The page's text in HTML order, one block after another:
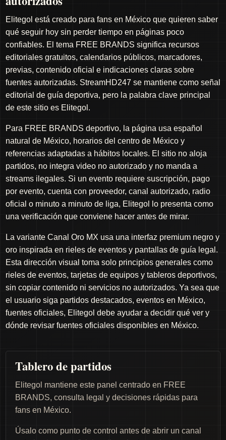
Elitegol está creado para fans en México que quieren saber
qué seguir hoy sin perder tiempo en páginas poco
confiables. El tema FREE BRANDS significa recursos
editoriales gratuitos, calendarios públicos, marcadores,
previas, contenido oficial e indicaciones claras sobre
fuentes autorizadas. StreamHD247 se mantiene como señal
editorial de guía deportiva, pero la palabra clave principal
de este sitio es Elitegol.
Para FREE BRANDS deportivo, la página usa español
natural de México, horarios del centro de México y
referencias adaptadas a hábitos locales. El sitio no aloja
partidos, no integra video no autorizado y no manda a
streams ilegales. Si un evento requiere suscripción, pago
por evento, cuenta con proveedor, canal autorizado, radio
oficial o minuto a minuto de liga, Elitegol lo presenta como
una verificación que conviene hacer antes de mirar.
La variante Canal Oro MX usa una interfaz premium negro y
oro inspirada en rieles de eventos y pantallas de guía legal.
Esta dirección visual toma solo principios generales como
rieles de eventos, tarjetas de equipos y tableros deportivos,
sin copiar contenido ni servicios no autorizados. Ya sea que
el usuario siga partidos destacados, eventos en México,
fuentes oficiales, Elitegol debe ayudar a decidir qué ver y
dónde revisar fuentes oficiales disponibles en México.
Tablero de partidos
Elitegol mantiene este panel centrado en FREE
BRANDS, consulta legal y decisiones rápidas para
fans en México.
Úsalo como punto de control antes de abrir un canal